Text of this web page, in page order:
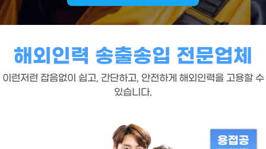
해외인력 송출송입 전문업체
이런저런 잡음없이 쉽고, 간단하고, 안전하게 해외인력을 고용할 수
있습니다.